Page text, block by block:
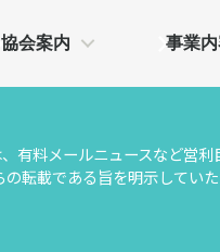
協会案内 事業
有料メールニュースなど営
の転載である旨を明示してい